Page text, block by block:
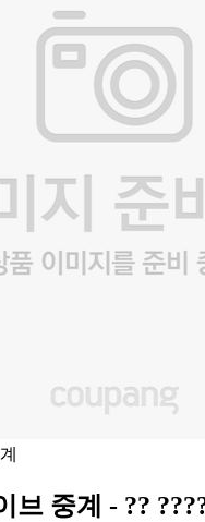
중계 - ??